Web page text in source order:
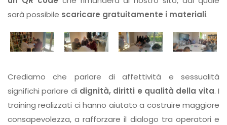
sarà possibile scaricare gratuitamente i materiali.
Crediamo che parlare di affettività e sessualità
significhi parlare di dignità, diritti e qualità della vita. I
training realizzati ci hanno aiutato a costruire maggiore
consapevolezza, a rafforzare il dialogo tra operatori e